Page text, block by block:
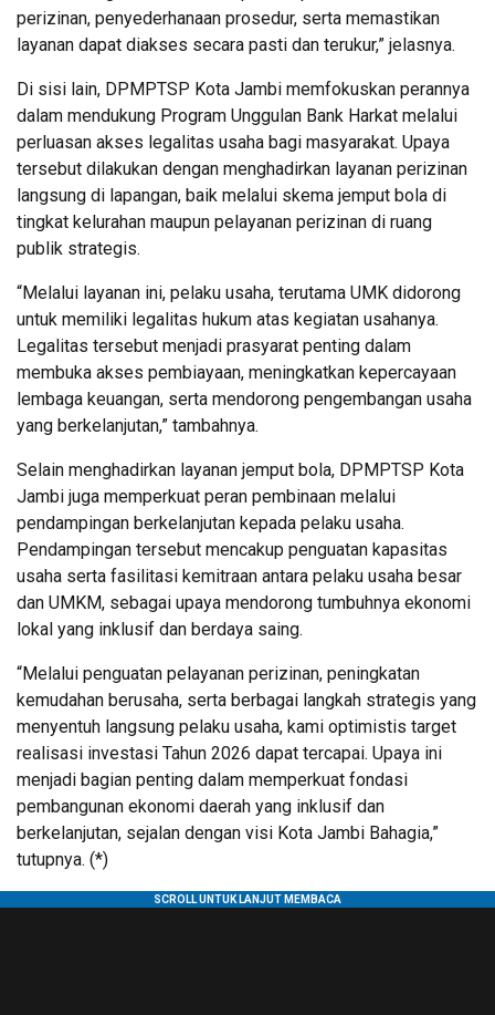
perizinan, penyederhanaan prosedur, serta memastikan
layanan dapat diakses secara pasti dan terukur,” jelasnya.
Di sisi lain, DPMPTSP Kota Jambi memfokuskan perannya
dalam mendukung Program Unggulan Bank Harkat melalui
perluasan akses legalitas usaha bagi masyarakat. Upaya
tersebut dilakukan dengan menghadirkan layanan perizinan
langsung di lapangan, baik melalui skema jemput bola di
tingkat kelurahan maupun pelayanan perizinan di ruang
publik strategis.
“Melalui layanan ini, pelaku usaha, terutama UMK didorong
untuk memiliki legalitas hukum atas kegiatan usahanya.
Legalitas tersebut menjadi prasyarat penting dalam
membuka akses pembiayaan, meningkatkan kepercayaan
lembaga keuangan, serta mendorong pengembangan usaha
yang berkelanjutan,” tambahnya.
Selain menghadirkan layanan jemput bola, DPMPTSP Kota
Jambi juga memperkuat peran pembinaan melalui
pendampingan berkelanjutan kepada pelaku usaha.
Pendampingan tersebut mencakup penguatan kapasitas
usaha serta fasilitasi kemitraan antara pelaku usaha besar
dan UMKM, sebagai upaya mendorong tumbuhnya ekonomi
lokal yang inklusif dan berdaya saing.
“Melalui penguatan pelayanan perizinan, peningkatan
kemudahan berusaha, serta berbagai langkah strategis yang
menyentuh langsung pelaku usaha, kami optimistis target
realisasi investasi Tahun 2026 dapat tercapai. Upaya ini
menjadi bagian penting dalam memperkuat fondasi
pembangunan ekonomi daerah yang inklusif dan
berkelanjutan, sejalan dengan visi Kota Jambi Bahagia,”
tutupnya. (*)